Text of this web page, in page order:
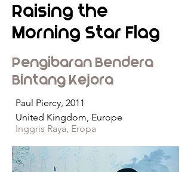
Raising the
Morning Star Flag
Pengibaran Bendera
Bintang Kejora
Paul Piercy, 2011
United Kingdom, Europe
Inggris Raya, Eropa